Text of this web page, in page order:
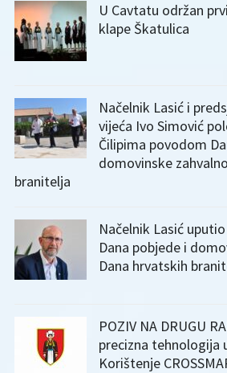
U Cavtatu održan
klape Škatulica
Načelnik Lasić i
vijeća Ivo Simović
Čilipima povodom
domovinske
branitelja
Načelnik Lasić
Dana pobjede i
Dana hrvatskih
POZIV NA DRUGU
precizna tehnologija
Korištenje